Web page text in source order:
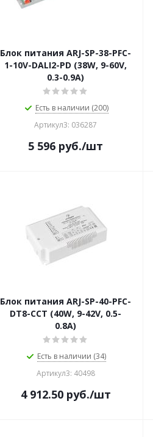
Блок питания ARJ-SP-38-PFC-
1-10V-DALI2-PD (38W, 9-60V,
0.3-0.9A)
Есть в наличии (200)
Артикул3: 036287
5 596 руб./шт
Блок питания ARJ-SP-40-PFC-
DT8-ССT (40W, 9-42V, 0.5-
0.8А)
Есть в наличии (34)
Артикул3: 40498
4 912.50руб./шт